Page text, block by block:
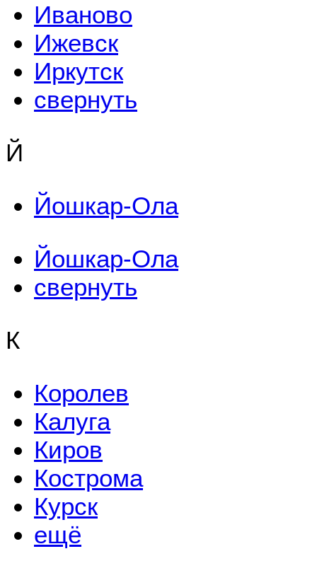
Иваново
Ижевск
Иркутск
свернуть
Й
Йошкар-Ола
Йошкар-Ола
свернуть
К
Королев
Калуга
Киров
Кострома
Курск
ещё